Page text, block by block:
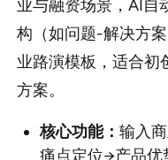
业与融资场景，AI自
构（如问题-解决方
业路演模板，适合初
方案。
核心功能： 输入
痛点定位→产品优